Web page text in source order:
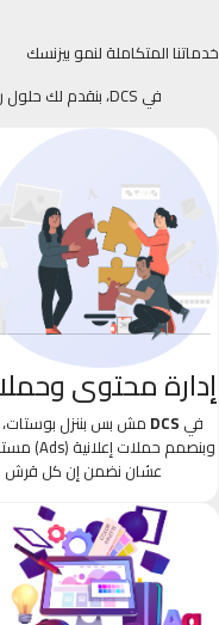
خدماتنا المتكاملة لنمو بيزنسك
في DCS، بنقدم لك حلول رقمية بتبدأ من الفكرة وتوصل بيك للقمة.
إدارة محتوى
في DCS مش بس بننزل بوستات،
عشان نضمن إن كل قرش